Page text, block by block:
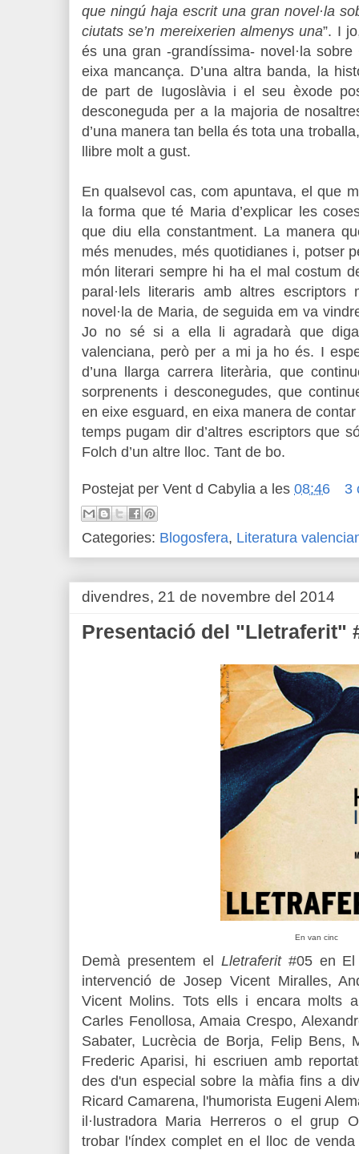
que ningú haja escrit una gran novel·la
ciutats se’n mereixerien almenys una”. I
és una gran -grandíssima- novel·la
eixa mancança. D’una altra banda, la
de part de Iugoslàvia i el seu èxode
desconeguda per a la majoria de
d’una manera tan bella és tota una
llibre molt a gust.
En qualsevol cas, com apuntava, el que
la forma que té Maria d’explicar les
que diu ella constantment. La manera
més menudes, més quotidianes i, potser
món literari sempre hi ha el mal costum
paral·lels literaris amb altres
novel·la de Maria, de seguida em va
Jo no sé si a ella li agradarà que
valenciana, però per a mi ja ho és. I
d’una llarga carrera literària, que
sorprenents i desconegudes, que
en eixe esguard, en eixa manera de
temps pugam dir d’altres escriptors que
Folch d’un altre lloc. Tant de bo.
Postejat per Vent d Cabylia a les 08:46 3
Categories: Blogosfera, Literatura
divendres, 21 de novembre del 2014
Presentació del "Lletraferit"
En van cinc
Demà presentem el Lletraferit #05 en El
intervenció de Josep Vicent Miralles,
Vicent Molins. Tots ells i encara molts
Carles Fenollosa, Amaia Crespo,
Sabater, Lucrècia de Borja, Felip Bens,
Frederic Aparisi, hi escriuen amb
des d'un especial sobre la màfia fins a
Ricard Camarena, l'humorista Eugeni
il·lustradora Maria Herreros o el grup
trobar l'índex complet en el lloc de